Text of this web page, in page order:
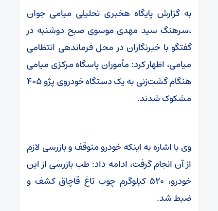
به گزارش پایگاه هخبری تحلیلی میامی جوان
،سرهنگ سید مهدی موسوی صبح دوشنبه در
گفتگو با خبرنگاران در محل فرماندهی انتظامی
میامی، اظهار کرد: مأموران پاسگاه مرکزی میامی
هنگام گشت‌زنی به یک دستگاه خودروی پژو ۴۰۵
مشکوک شدند.
وی با اشاره به اینکه خودرو متوقف و بازرسی لازم
از آن انجام گرفت، ادامه داد: طب بازرسی از این
خودرو، ۵۲۰ کیلوگرم چوب تاغ قاچاق کشف و
ضبط شد.